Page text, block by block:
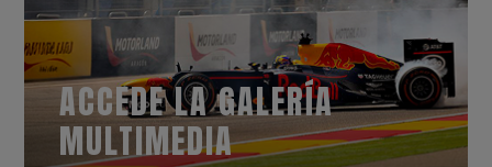
ACCEDE LA GALERÍA
MULTIMEDIA